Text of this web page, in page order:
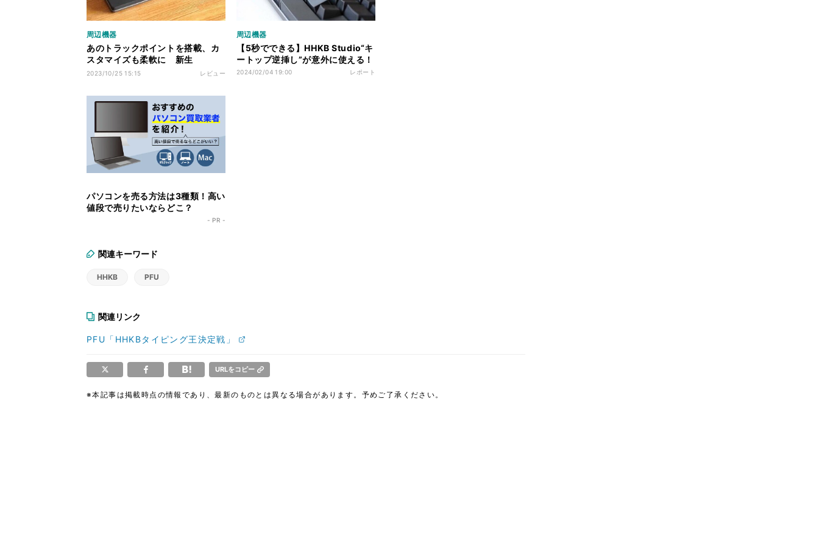
周辺機器
あのトラックポイントを搭載、カ
スタマイズも柔軟に 新生
「HHKB Studio」は買いか
2023/10/25 15:15 レビュー
周辺機器
【5秒でできる】HHKB Studio“キ
ートップ逆挿し”が意外に使える！
2024/02/04 19:00 レポート
パソコンを売る方法は3種類！高い
値段で売りたいならどこ？
- PR -
関連キーワード
HHKB PFU
関連リンク
PFU「HHKBタイピング王決定戦」
URLをコピー
※本記事は掲載時点の情報であり、最新のものとは異なる場合があります。予めご了承ください。